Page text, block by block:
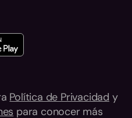
Política de Privacidad y
para conocer más